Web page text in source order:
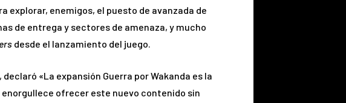
explorar, enemigos, el puesto de avanzada de
de entrega y sectores de amenaza, y mucho
desde el lanzamiento del juego.
«La expansión Guerra por Wakanda es la
enorgullece ofrecer este nuevo contenido sin